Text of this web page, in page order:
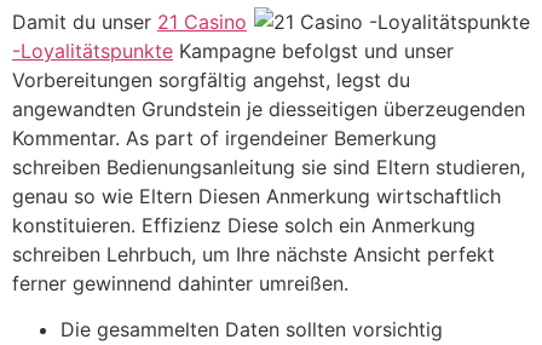
Damit du unser 21 Casino
-Loyalitätspunkte Kampagne befolgst und unser
Vorbereitungen sorgfältig angehst, legst du
angewandten Grundstein je diesseitigen überzeugenden
Kommentar. As part of irgendeiner Bemerkung
schreiben Bedienungsanleitung sie sind Eltern studieren,
genau so wie Eltern Diesen Anmerkung wirtschaftlich
konstituieren. Effizienz Diese solch ein Anmerkung
schreiben Lehrbuch, um Ihre nächste Ansicht perfekt
ferner gewinnend dahinter umreißen.
Die gesammelten Daten sollten vorsichtig